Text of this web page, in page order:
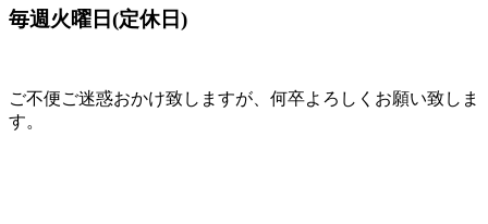
毎週火曜日(定休日)
ご不便ご迷惑おかけ致しますが、何卒よろしくお願い致しま
す。